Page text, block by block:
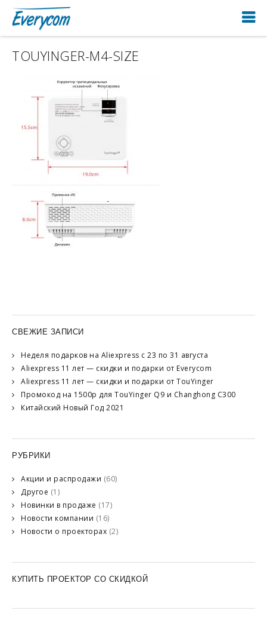
TOUYINGER-M4-SIZE
СВЕЖИЕ ЗАПИСИ
Неделя подарков на Aliexpress с 23 по 31 августа
Aliexpress 11 лет — скидки и подарки от Everycom
Aliexpress 11 лет — скидки и подарки от TouYinger
Промокод на 1500р для TouYinger Q9 и Changhong C300
Китайский Новый Год 2021
РУБРИКИ
Акции и распродажи (60)
Другое (1)
Новинки в продаже (17)
Новости компании (16)
Новости о проекторах (2)
КУПИТЬ ПРОЕКТОР СО СКИДКОЙ